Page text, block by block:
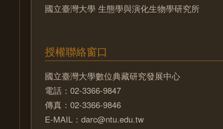
國立臺灣大學 生態學與演化生物學研究所
授權聯絡窗口
國立臺灣大學數位典藏研究發展中心
電話：02-3366-9847
傳真：02-3366-9846
E-MAIL：darc@ntu.edu.tw